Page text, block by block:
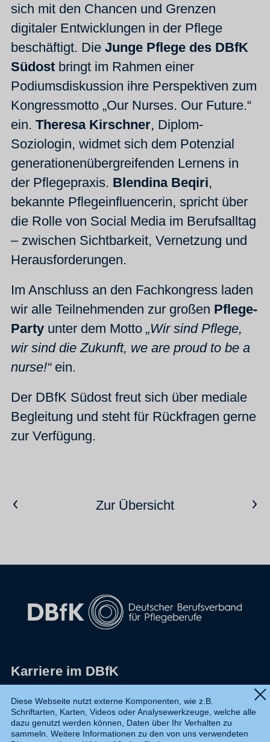
sich mit den Chancen und Grenzen
digitaler Entwicklungen in der Pflege
beschäftigt. Die Junge Pflege des DBfK
Südost bringt im Rahmen einer
Podiumsdiskussion ihre Perspektiven zum
Kongressmotto „Our Nurses. Our Future.“
ein. Theresa Kirschner, Diplom-
Soziologin, widmet sich dem Potenzial
generationenübergreifenden Lernens in
der Pflegepraxis. Blendina Beqiri,
bekannte Pflegeinfluencerin, spricht über
die Rolle von Social Media im Berufsalltag
– zwischen Sichtbarkeit, Vernetzung und
Herausforderungen.
Im Anschluss an den Fachkongress laden
wir alle Teilnehmenden zur großen Pflege-
Party unter dem Motto „Wir sind Pflege,
wir sind die Zukunft, we are proud to be a
nurse!“ein.
Der DBfK Südost freut sich über mediale
Begleitung und steht für Rückfragen gerne
zur Verfügung.
Vorheriger ArtikelZur ÜbersichtNächster Artikel
Karriere im DBfK
Datenschutz
Shop
Diese Webseite nutzt externe Komponenten, wie z.B.
Schriftarten, Karten, Videos oder Analysewerkzeuge, welche alle
dazu genutzt werden können, Daten über Ihr Verhalten zu
sammeln. Weitere Informationen zu den von uns verwendeten